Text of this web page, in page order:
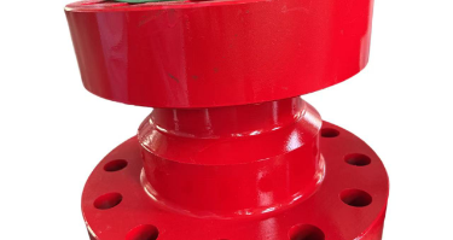
Products
About Us
Support